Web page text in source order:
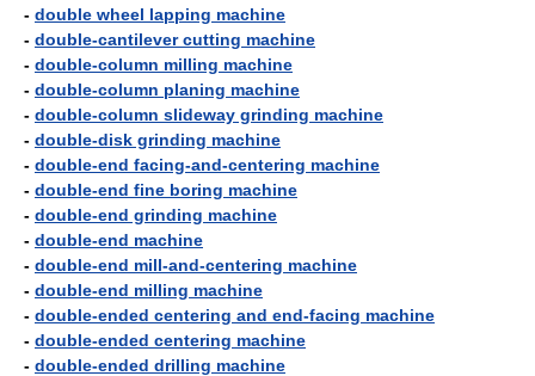
- double wheel lapping machine
- double-cantilever cutting machine
- double-column milling machine
- double-column planing machine
- double-column slideway grinding machine
- double-disk grinding machine
- double-end facing-and-centering machine
- double-end fine boring machine
- double-end grinding machine
- double-end machine
- double-end mill-and-centering machine
- double-end milling machine
- double-ended centering and end-facing machine
- double-ended centering machine
- double-ended drilling machine